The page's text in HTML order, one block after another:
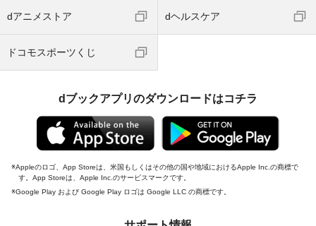
dアニメストア dヘルスケア
ドコモスポーツくじ
dブックアプリのダウンロードはコチラ
Appleのロゴ、App Storeは、米国もしくはその他の国や地域におけるApple Inc.の商標で
す。App Storeは、Apple Inc.のサービスマークです。
Google Play および Google Play ロゴは Google LLC の商標です。